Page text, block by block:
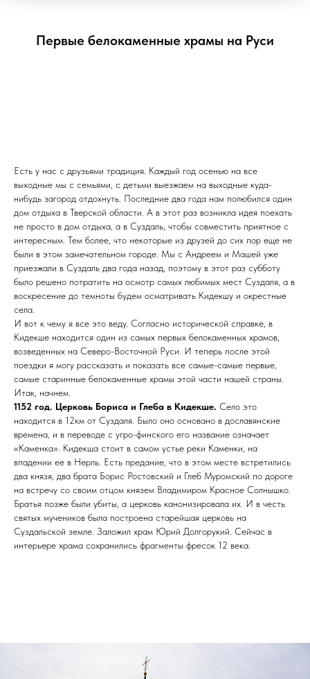
Первые белокаменные храмы на Руси
Есть у нас с друзьями традиция. Каждый год осенью на все
выходные мы с семьями, с детьми выезжаем на выходные куда-
нибудь загород отдохнуть. Последние два года нам полюбился один
дом отдыха в Тверской области. А в этот раз возникла идея поехать
не просто в дом отдыха, а в Суздаль, чтобы совместить приятное с
интересным. Тем более, что некоторые из друзей до сих пор еще не
были в этом замечательном городе. Мы с Андреем и Машей уже
приезжали в Суздаль два года назад, поэтому в этот раз субботу
было решено потратить на осмотр самых любимых мест Суздаля, а в
воскресение до темноты будем осматривать Кидекшу и окрестные
села.
И вот к чему я все это веду. Согласно исторической справке, в
Кидекше находится один из самых первых белокаменных храмов,
возведенных на Северо-Восточной Руси. И теперь после этой
поездки я могу рассказать и показать все самые-самые первые,
самые старинные белокаменные храмы этой части нашей страны.
Итак, начнем.
1152 год. Церковь Бориса и Глеба в Кидекше. Село это
находится в 12км от Суздаля. Было оно основано в дославянские
времена, и в переводе с угро-финского его название означает
«Каменка». Кидекша стоит в самом устье реки Каменки, на
впадении ее в Нерль. Есть предание, что в этом месте встретились
два князя, два брата Борис Ростовский и Глеб Муромский по дороге
на встречу со своим отцом князем Владимиром Красное Солнышко.
Братья позже были убиты, а церковь канонизировала их. И в честь
святых мучеников была построена старейшая церковь на
Суздальской земле. Заложил храм Юрий Долгорукий. Сейчас в
интерьере храма сохранились фрагменты фресок 12 века.